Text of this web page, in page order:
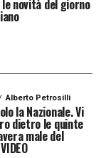
da giovani.
17,
la
molto
un grande
novità del giorno
Alberto Petrosilli
la Nazionale. Vi
dietro le quinte
male del